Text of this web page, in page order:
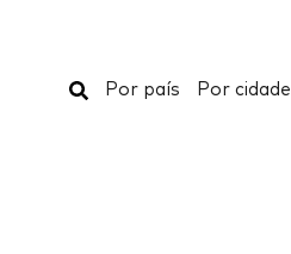
Buscar
Por país Por cidade